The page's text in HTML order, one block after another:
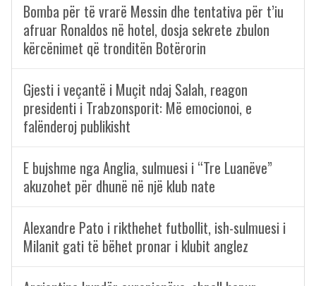
Bomba për të vrarë Messin dhe tentativa për t’iu
afruar Ronaldos në hotel, dosja sekrete zbulon
kërcënimet që tronditën Botërorin
Gjesti i veçantë i Muçit ndaj Salah, reagon
presidenti i Trabzonsporit: Më emocionoi, e
falënderoj publikisht
E bujshme nga Anglia, sulmuesi i “Tre Luanëve”
akuzohet për dhunë në një klub nate
Alexandre Pato i rikthehet futbollit, ish-sulmuesi i
Milanit gati të bëhet pronar i klubit anglez